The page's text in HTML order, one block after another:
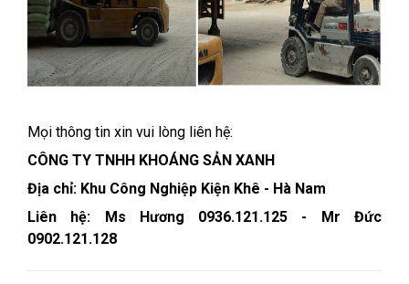
Mọi thông tin xin vui lòng liên hệ:
CÔNG TY TNHH KHOÁNG SẢN XANH
Địa chỉ: Khu Công Nghiệp Kiện Khê - Hà Nam
Liên hệ: Ms Hương 0936.121.125 - Mr Đức
0902.121.128